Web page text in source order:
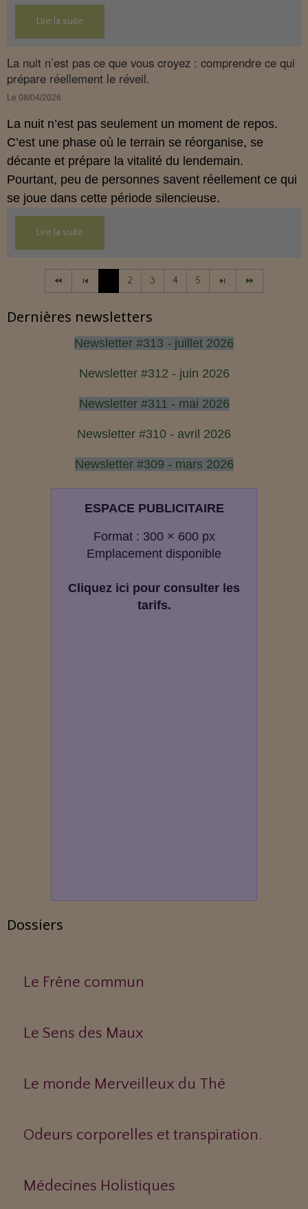
son interaction avec le système endocannabinoïde.
Cet article propose une mise au point claire, moderne
et conforme à la réglementation française de 2026.
Lire la suite
La nuit n’est pas ce que vous croyez : comprendre ce qui
prépare réellement le réveil.
Le 08/04/2026
La nuit n’est pas seulement un moment de repos.
C’est une phase où le terrain se réorganise, se
décante et prépare la vitalité du lendemain.
Pourtant, peu de personnes savent réellement ce qui
se joue dans cette période silencieuse.
Lire la suite
2 3 4 5
Dernières newsletters
Newsletter #313 - juillet 2026
Newsletter #312 - juin 2026
Newsletter #311 - mai 2026
Newsletter #310 - avril 2026
Newsletter #309 - mars 2026
ESPACE PUBLICITAIRE
Format : 300 × 600 px
Emplacement disponible
Cliquez ici pour consulter les
tarifs.
Dossiers
Le Frêne commun
Le Sens des Maux
Le monde Merveilleux du Thé
Odeurs corporelles et transpiration.
Médecines Holistiques